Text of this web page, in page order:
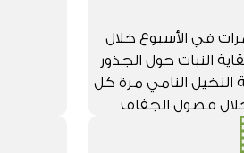
في الأسبوع خلال
النبات حول الجذور
النامي مرة كل
فصول الجفاف